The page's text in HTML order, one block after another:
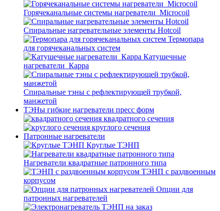
Горячеканальные системы нагреватели_Microcoil
Спиральные нагревательные элементы Hotcoil
Термопара
для горячеканальных систем
Катушечные
нагреватели_Карра
Спиральные тэны с рефлектирующей трубкой,
манжетой
ТЭНы гибкие нагреватели пресс форм
квадратного сечения
круглого сечения
Патронные нагреватели
Круглые ТЭНП
Нагреватели квадратные патронного типа
ТЭНП с раздвоенным
корпусом
Опции для
патронных нагревателей